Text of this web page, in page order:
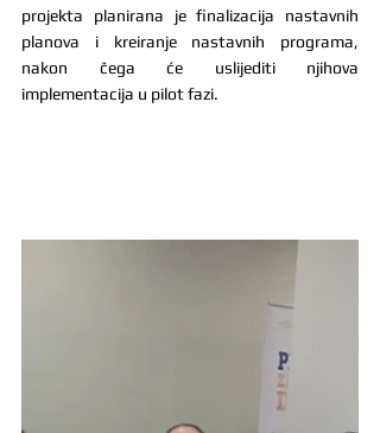
projekta planirana je finalizacija nastavnih
planova i kreiranje nastavnih programa,
nakon čega će uslijediti njihova
implementacija u pilot fazi.